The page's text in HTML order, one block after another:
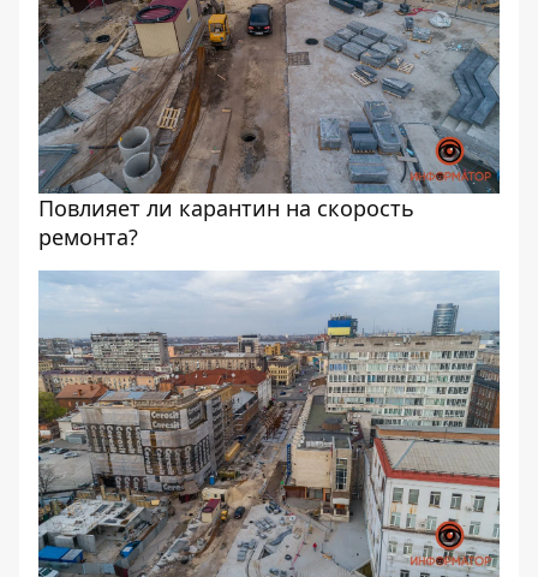
Повлияет ли карантин на скорость
ремонта?